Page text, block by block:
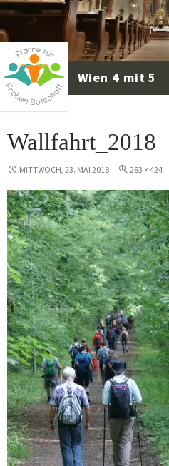
Zum
springen
Suchen
Wallfahrt_2018
MITTWOCH, 23. MAI 2018 283 × 424